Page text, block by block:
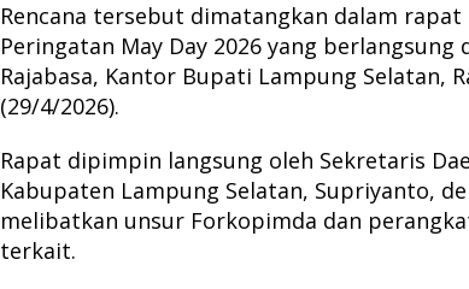
Rencana tersebut dimatangkan dalam rapat
Peringatan May Day 2026 yang berlangsung
Rajabasa, Kantor Bupati Lampung Selatan,
(29/4/2026).
Rapat dipimpin langsung oleh Sekretaris
Kabupaten Lampung Selatan, Supriyanto,
melibatkan unsur Forkopimda dan
terkait.